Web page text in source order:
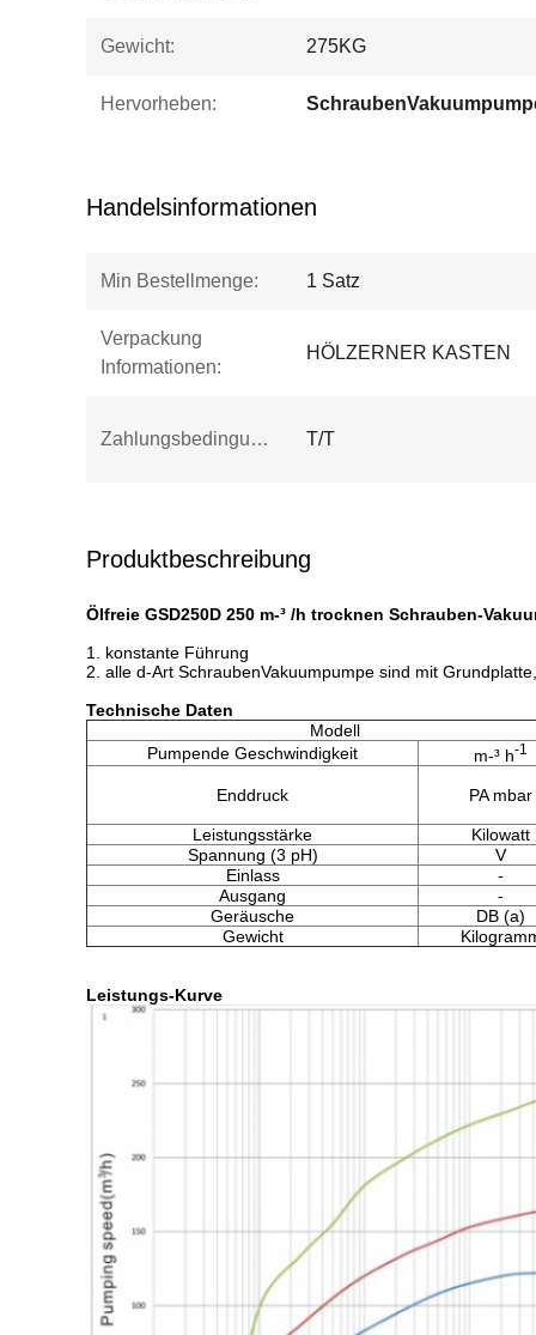
Gewicht: 275KG
Hervorheben:
Handelsinformationen
Min Bestellmenge: 1 Satz
Verpackung
Informationen:
HÖLZERNER KASTEN
Zahlungsbedingungen: T/T
Produktbeschreibung
Ölfreie GSD250D 250 m-³ /h trocknen Schrauben-
1. konstante Führung
2. alle d-Art SchraubenVakuumpumpe sind mit
Technische Daten
Modell
Pumpende Geschwindigkeit
m-³ h-1
Enddruck PA mbar
Leistungsstärke
Kilowatt
Spannung (3 pH)
V
Einlass
-
Ausgang
-
Geräusche
DB (a)
Gewicht
Leistungs-Kurve